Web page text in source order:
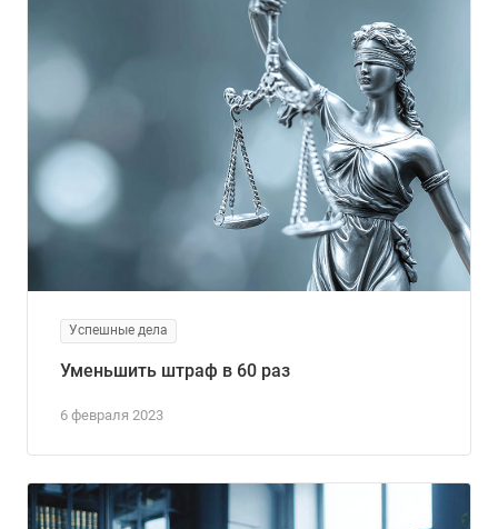
Успешные дела
6 февраля 2023
Уменьшить штраф в 60 раз